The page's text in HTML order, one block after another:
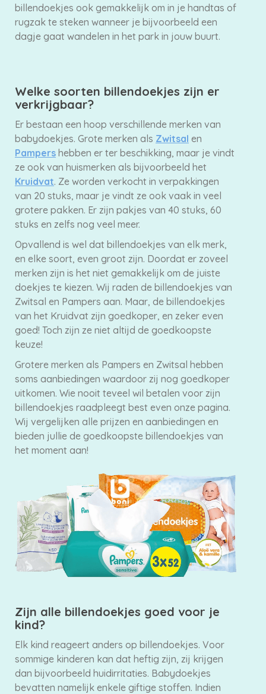
billendoekjes ook gemakkelijk om in je handtas of
rugzak te steken wanneer je bijvoorbeeld een
dagje gaat wandelen in het park in jouw buurt.
Welke soorten billendoekjes zijn er
verkrijgbaar?
Er bestaan een hoop verschillende merken van
babydoekjes. Grote merken als Zwitsal en
Pampers hebben er ter beschikking, maar je vindt
ze ook van huismerken als bijvoorbeeld het
Kruidvat. Ze worden verkocht in verpakkingen
van 20 stuks, maar je vindt ze ook vaak in veel
grotere pakken. Er zijn pakjes van 40 stuks, 60
stuks en zelfs nog veel meer.
Opvallend is wel dat billendoekjes van elk merk,
en elke soort, even groot zijn. Doordat er zoveel
merken zijn is het niet gemakkelijk om de juiste
doekjes te kiezen. Wij raden de billendoekjes van
Zwitsal en Pampers aan. Maar, de billendoekjes
van het Kruidvat zijn goedkoper, en zeker even
goed! Toch zijn ze niet altijd de goedkoopste
keuze!
Grotere merken als Pampers en Zwitsal hebben
soms aanbiedingen waardoor zij nog goedkoper
uitkomen. Wie nooit teveel wil betalen voor zijn
billendoekjes raadpleegt best even onze pagina.
Wij vergelijken alle prijzen en aanbiedingen en
bieden jullie de goedkoopste billendoekjes van
het moment aan!
Zijn alle billendoekjes goed voor je
kind?
Elk kind reageert anders op billendoekjes. Voor
sommige kinderen kan dat heftig zijn, zij krijgen
dan bijvoorbeeld huidirritaties. Babydoekjes
bevatten namelijk enkele giftige stoffen. Indien